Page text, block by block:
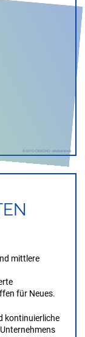
mittlere
für Neues.
kontinuierliche